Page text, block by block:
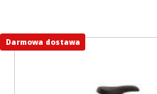
Ten
Darmowa dostawa